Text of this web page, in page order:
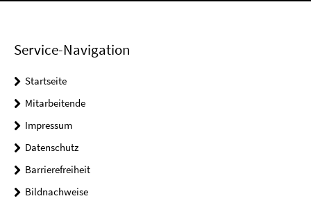
Service-Navigation
Startseite
Mitarbeitende
Impressum
Datenschutz
Barrierefreiheit
Bildnachweise